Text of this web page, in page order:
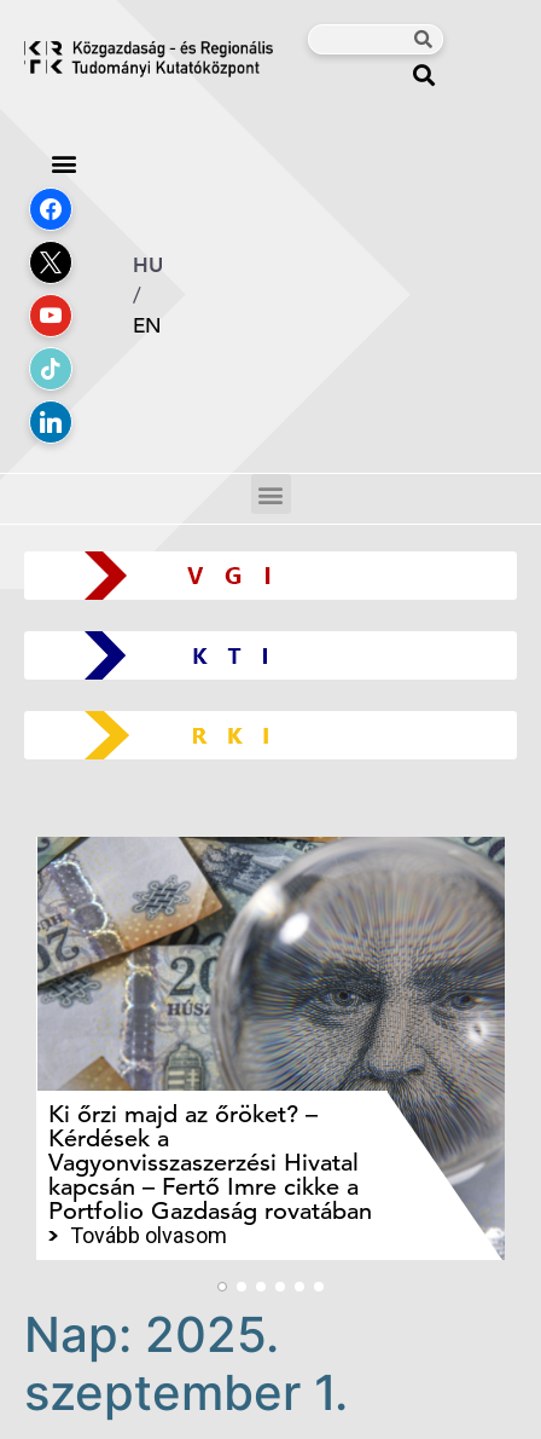
HU
/
EN
Ki őrzi majd az őröket? –
Kérdések a
Vagyonvisszaszerzési Hivatal
kapcsán – Fertő Imre cikke a
Portfolio Gazdaság rovatában
Tovább olvasom
Nap: 2025.
szeptember 1.